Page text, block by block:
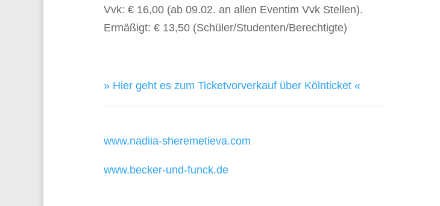
Vvk: € 16,00 (ab 09.02. an allen Eventim Vvk Stellen).
Ermäßigt: € 13,50 (Schüler/Studenten/Berechtigte)
» Hier geht es zum Ticketvorverkauf über Kölnticket «
www.nadiia-sheremetieva.com
www.becker-und-funck.de